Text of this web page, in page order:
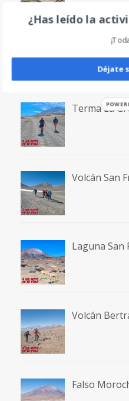
Volcán
Terma La
Volcán San
Laguna San
Volcán
Falso
¿Has leído la
Déjate